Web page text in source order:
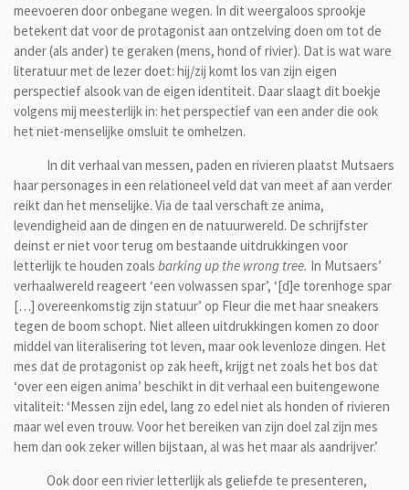
meevoeren door onbegane wegen. In dit weergaloos sprookje
betekent dat voor de protagonist aan ontzelving doen om tot de
ander (als ander) te geraken (mens, hond of rivier). Dat is wat ware
literatuur met de lezer doet: hij/zij komt los van zijn eigen
perspectief alsook van de eigen identiteit. Daar slaagt dit boekje
volgens mij meesterlijk in: het perspectief van een ander die ook
het niet-menselijke omsluit te omhelzen.
In dit verhaal van messen, paden en rivieren plaatst Mutsaers
haar personages in een relationeel veld dat van meet af aan verder
reikt dan het menselijke. Via de taal verschaft ze anima,
levendigheid aan de dingen en de natuurwereld. De schrijfster
deinst er niet voor terug om bestaande uitdrukkingen voor
letterlijk te houden zoals barking up the wrong tree. In Mutsaers’
verhaalwereld reageert ‘een volwassen spar’, ‘[d]e torenhoge spar
[…] overeenkomstig zijn statuur’ op Fleur die met haar sneakers
tegen de boom schopt. Niet alleen uitdrukkingen komen zo door
middel van literalisering tot leven, maar ook levenloze dingen. Het
mes dat de protagonist op zak heeft, krijgt net zoals het bos dat
‘over een eigen anima’ beschikt in dit verhaal een buitengewone
vitaliteit: ‘Messen zijn edel, lang zo edel niet als honden of rivieren
maar wel even trouw. Voor het bereiken van zijn doel zal zijn mes
hem dan ook zeker willen bijstaan, al was het maar als aandrijver.’
Ook door een rivier letterlijk als geliefde te presenteren,